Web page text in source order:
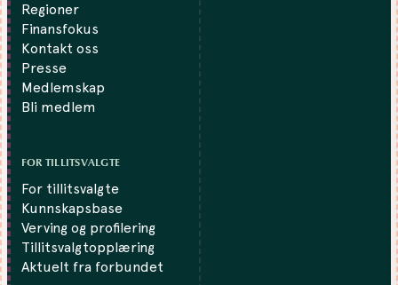
Regioner
Finansfokus
Kontakt oss
Presse
Medlemskap
Bli medlem
FOR TILLITSVALGTE
For tillitsvalgte
Kunnskapsbase
Verving og profilering
Tillitsvalgtopplæring
Aktuelt fra forbundet